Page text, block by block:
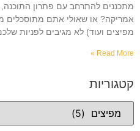
אמריקה? או שאולי אתם מתוסכלים
מפיצים ועוד) לא מגיבים לפניות
Read More »
קטגוריות